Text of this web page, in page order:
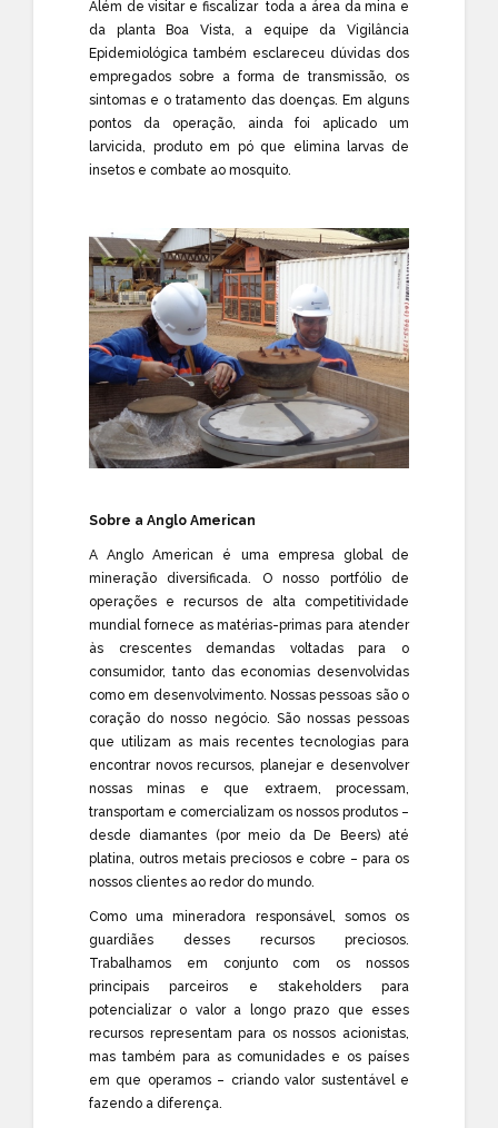
Além de visitar e fiscalizar toda a área da mina e
da planta Boa Vista, a equipe da Vigilância
Epidemiológica também esclareceu dúvidas dos
empregados sobre a forma de transmissão, os
sintomas e o tratamento das doenças. Em alguns
pontos da operação, ainda foi aplicado um
larvicida, produto em pó que elimina larvas de
insetos e combate ao mosquito.
Sobre a Anglo American
A Anglo American é uma empresa global de
mineração diversificada. O nosso portfólio de
operações e recursos de alta competitividade
mundial fornece as matérias-primas para atender
às crescentes demandas voltadas para o
consumidor, tanto das economias desenvolvidas
como em desenvolvimento. Nossas pessoas são o
coração do nosso negócio. São nossas pessoas
que utilizam as mais recentes tecnologias para
encontrar novos recursos, planejar e desenvolver
nossas minas e que extraem, processam,
transportam e comercializam os nossos produtos –
desde diamantes (por meio da De Beers) até
platina, outros metais preciosos e cobre – para os
nossos clientes ao redor do mundo.
Como uma mineradora responsável, somos os
guardiães desses recursos preciosos.
Trabalhamos em conjunto com os nossos
principais parceiros e stakeholders para
potencializar o valor a longo prazo que esses
recursos representam para os nossos acionistas,
mas também para as comunidades e os países
em que operamos – criando valor sustentável e
fazendo a diferença.